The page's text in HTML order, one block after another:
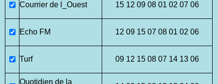
Courrier de l_Ouest 15 12 09 08 01 02 07 06
Echo FM 12 09 15 07 08 01 02 06
Turf 09 12 15 08 07 14 13 06
Quotidien de la